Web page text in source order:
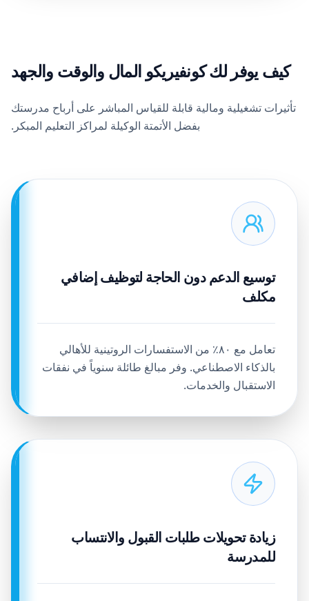
كيف يوفر لك كونفيريكو المال والوقت والجهد
تأثيرات تشغيلية ومالية قابلة للقياس المباشر على أرباح مدرستك
بفضل الأتمتة الوكيلة لمراكز التعليم المبكر.
توسيع الدعم دون الحاجة لتوظيف إضافي
مكلف
تعامل مع ٨٠٪ من الاستفسارات الروتينية للأهالي
بالذكاء الاصطناعي. وفر مبالغ طائلة سنوياً في نفقات
الاستقبال والخدمات.
زيادة تحويلات طلبات القبول والانتساب
للمدرسة